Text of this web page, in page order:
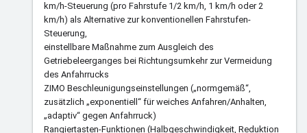
km/h-Steuerung (pro Fahrstufe 1/2 km/h, 1 km/h oder 2
km/h) als Alternative zur konventionellen Fahrstufen-
Steuerung,
einstellbare Maßnahme zum Ausgleich des
Getriebeleerganges bei Richtungsumkehr zur Vermeidung
des Anfahrrucks
ZIMO Beschleunigungseinstellungen („normgemäß“,
zusätzlich „exponentiell“ für weiches Anfahren/Anhalten,
„adaptiv“ gegen Anfahrruck)
Rangiertasten-Funktionen (Halbgeschwindigkeit, Reduktion